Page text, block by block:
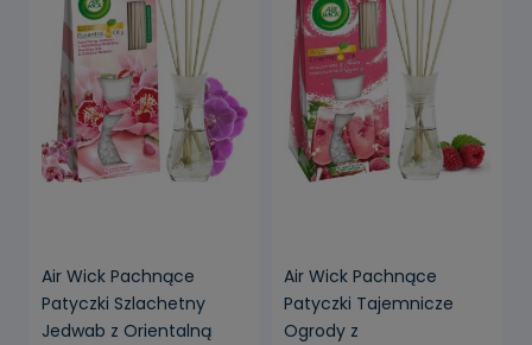
Air Wick Pachnące
Patyczki Szlachetny
Jedwab z Orientalną
powiadom o
dostępności
Air Wick Pachnące
Patyczki Tajemnicze
Ogrody z